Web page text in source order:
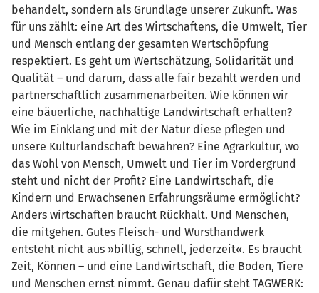
behandelt, sondern als Grundlage unserer Zukunft. Was
für uns zählt: eine Art des Wirtschaftens, die Umwelt, Tier
und Mensch entlang der gesamten Wertschöpfung
respektiert. Es geht um Wertschätzung, Solidarität und
Qualität – und darum, dass alle fair bezahlt werden und
partnerschaftlich zusammenarbeiten. Wie können wir
eine bäuerliche, nachhaltige Landwirtschaft erhalten?
Wie im Einklang und mit der Natur diese pflegen und
unsere Kulturlandschaft bewahren? Eine Agrarkultur, wo
das Wohl von Mensch, Umwelt und Tier im Vordergrund
steht und nicht der Profit? Eine Landwirtschaft, die
Kindern und Erwachsenen Erfahrungsräume ermöglicht?
Anders wirtschaften braucht Rückhalt. Und Menschen,
die mitgehen. Gutes Fleisch- und Wursthandwerk
entsteht nicht aus »billig, schnell, jederzeit«. Es braucht
Zeit, Können – und eine Landwirtschaft, die Boden, Tiere
und Menschen ernst nimmt. Genau dafür steht TAGWERK: